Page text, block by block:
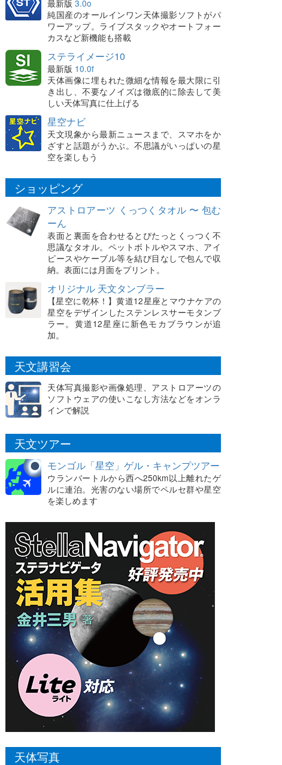
最新版 3.0o
純国産のオールインワン天体撮影ソフトがパ
ワーアップ。ライブスタックやオートフォー
カスなど新機能も搭載
ステライメージ10
最新版 10.0f
天体画像に埋もれた微細な情報を最大限に引
き出し、不要なノイズは徹底的に除去して美
しい天体写真に仕上げる
星空ナビ
天文現象から最新ニュースまで、スマホをか
ざすと話題がうかぶ。不思議がいっぱいの星
空を楽しもう
ショッピング
アストロアーツ くっつくタオル 〜 包む
ーん
表面と裏面を合わせるとぴたっとくっつく不
思議なタオル。ペットボトルやスマホ、アイ
ピースやケーブル等を結び目なしで包んで収
納。表面には月面をプリント。
オリジナル 天文タンブラー
【星空に乾杯！】黄道12星座とマウナケアの
星空をデザインしたステンレスサーモタンブ
ラー。黄道12星座に新色モカブラウンが追
加。
天文講習会
天体写真撮影や画像処理、アストロアーツの
ソフトウェアの使いこなし方法などをオンラ
インで解説
天文ツアー
モンゴル「星空」ゲル・キャンプツアー
ウランバートルから西へ250km以上離れたゲ
ルに連泊。光害のない場所でペルセ群や星空
を楽しめます
天体写真